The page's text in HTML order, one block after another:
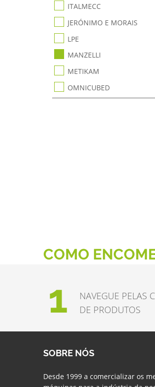
ITALMECC
JERÓNIMO E MORAIS
LPE
MANZELLI
METIKAM
OMNICUBED
COMO
1
NAVEGUE PELAS
DE PRODUTOS
SOBRE NÓS
Desde 1999 a comercializar os